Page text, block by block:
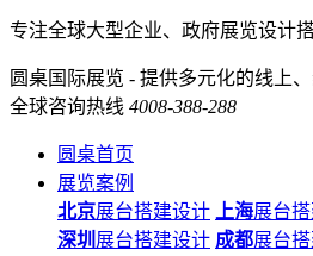
专注全球大型企业、政府展览设计
圆桌国际展览 - 提供多元化的线上
全球咨询热线 4008-388-288
圆桌首页
展览案例
北京展台搭建设计 上海展台
深圳 展台搭建设计 成都展台